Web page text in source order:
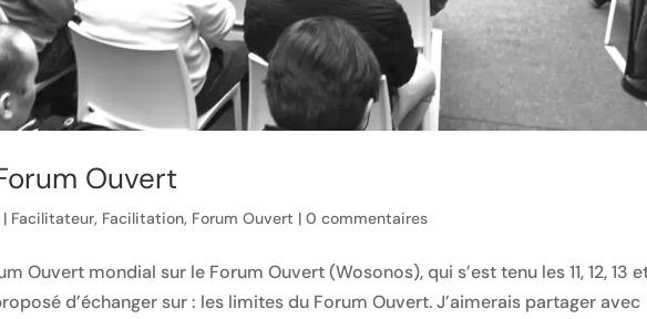
Ouvert
| Facilitateur, Facilitation, Forum Ouvert |0 commentaires
Ouvert mondial sur le Forum Ouvert (Wosonos), qui s’est tenu les 11, 12, 13
d’échanger sur : les limites du Forum Ouvert. J’aimerais partager avec